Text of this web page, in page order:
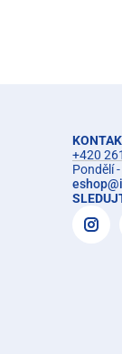
+420
Pondělí
eshop@